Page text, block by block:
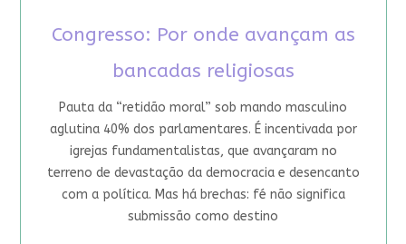
Congresso: Por onde avançam as
bancadas religiosas
Pauta da “retidão moral” sob mando masculino
aglutina 40% dos parlamentares. É incentivada por
igrejas fundamentalistas, que avançaram no
terreno de devastação da democracia e desencanto
com a política. Mas há brechas: fé não significa
submissão como destino